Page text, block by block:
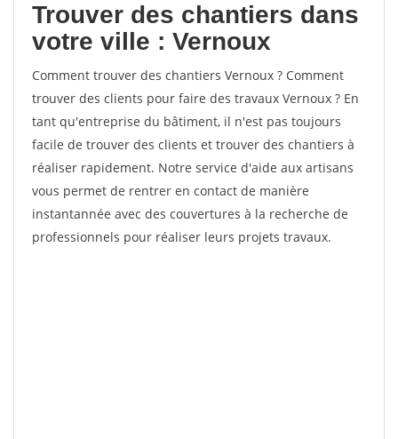
Trouver des chantiers dans
votre ville : Vernoux
Comment trouver des chantiers Vernoux ? Comment
trouver des clients pour faire des travaux Vernoux ? En
tant qu'entreprise du bâtiment, il n'est pas toujours
facile de trouver des clients et trouver des chantiers à
réaliser rapidement. Notre service d'aide aux artisans
vous permet de rentrer en contact de manière
instantannée avec des couvertures à la recherche de
professionnels pour réaliser leurs projets travaux.